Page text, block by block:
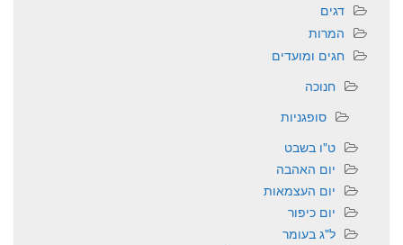
דגים
המרות
חגים ומועדים
חנוכה
סופגניות
ט"ו בשבט
יום האהבה
יום העצמאות
יום כיפור
ל"ג בעומר